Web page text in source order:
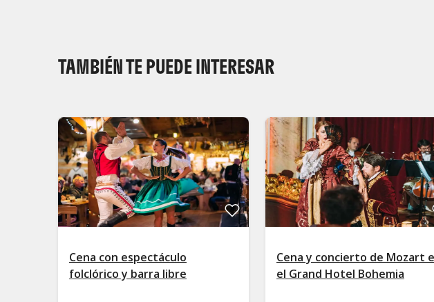
TAMBIÉN TE PUEDE INTERESAR
Cena con espectáculo
folclórico y barra libre
Cena y concierto de Mozart
el Grand Hotel Bohemia